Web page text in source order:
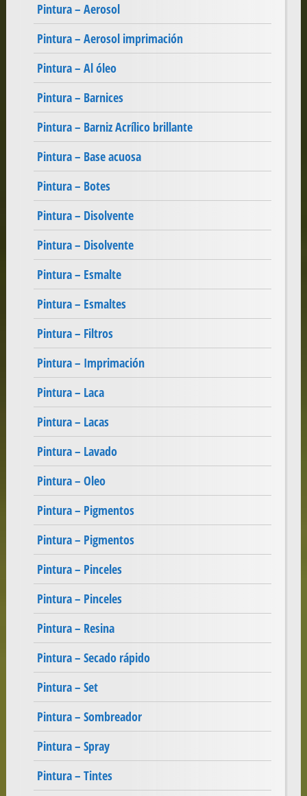
Pintura – Aerosol
Pintura – Aerosol imprimación
Pintura – Al óleo
Pintura – Barnices
Pintura – Barniz Acrílico brillante
Pintura – Base acuosa
Pintura – Botes
Pintura – Disolvente
Pintura – Disolvente
Pintura – Esmalte
Pintura – Esmaltes
Pintura – Filtros
Pintura – Imprimación
Pintura – Laca
Pintura – Lacas
Pintura – Lavado
Pintura – Oleo
Pintura – Pigmentos
Pintura – Pigmentos
Pintura – Pinceles
Pintura – Pinceles
Pintura – Resina
Pintura – Secado rápido
Pintura – Set
Pintura – Sombreador
Pintura – Spray
Pintura – Tintes